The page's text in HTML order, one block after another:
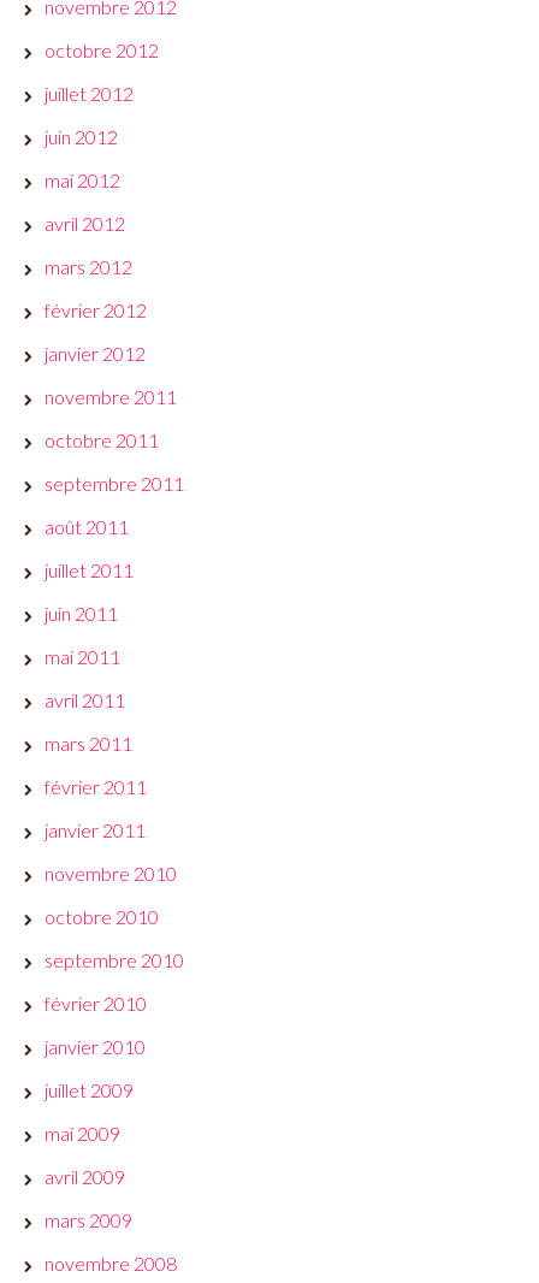
novembre 2012
octobre 2012
juillet 2012
juin 2012
mai 2012
avril 2012
mars 2012
février 2012
janvier 2012
novembre 2011
octobre 2011
septembre 2011
août 2011
juillet 2011
juin 2011
mai 2011
avril 2011
mars 2011
février 2011
janvier 2011
novembre 2010
octobre 2010
septembre 2010
février 2010
janvier 2010
juillet 2009
mai 2009
avril 2009
mars 2009
novembre 2008